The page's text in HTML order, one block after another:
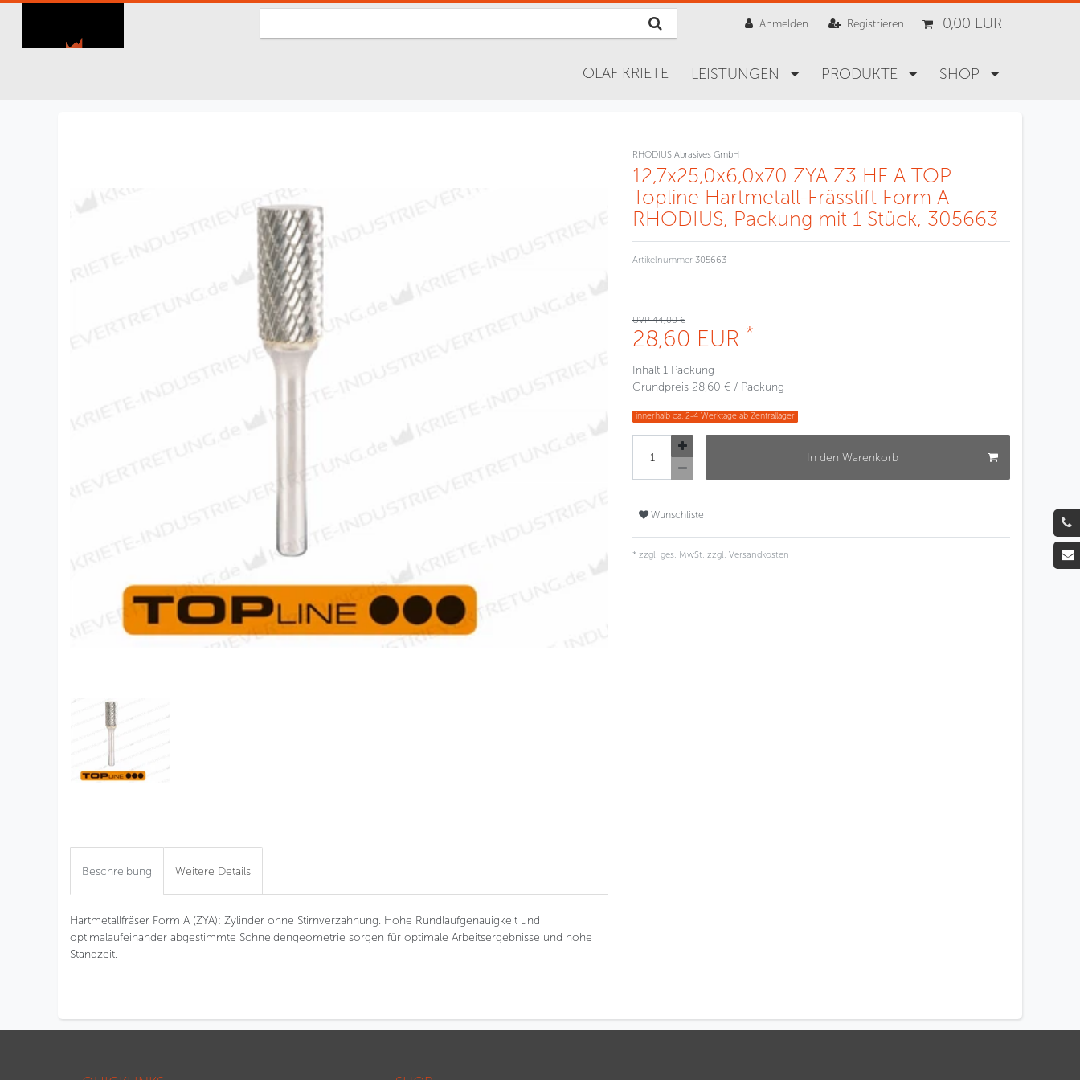
Anmelden Registrieren 0,00 EUR
OLAF KRIETE LEISTUNGEN PRODUKTE SHOP
RHODIUS Abrasives GmbH
12,7x25,0x6,0x70 ZYA Z3 HF A TOP
Topline Hartmetall-Frässtift Form A
RHODIUS, Packung mit 1 Stück, 305663
Artikelnummer 305663
UVP 44,00 €
28,60 EUR *
Inhalt 1 Packung
Grundpreis 28,60 € / Packung
innerhalb ca. 2-4 Werktage ab Zentrallager
In den Warenkorb
Wunschliste
* zzgl. ges. MwSt. zzgl. Versandkosten
Beschreibung Weitere Details
Hartmetallfräser Form A (ZYA): Zylinder ohne Stirnverzahnung. Hohe Rundlaufgenauigkeit und
optimalaufeinander abgestimmte Schneidengeometrie sorgen für optimale Arbeitsergebnisse und hohe
Standzeit.